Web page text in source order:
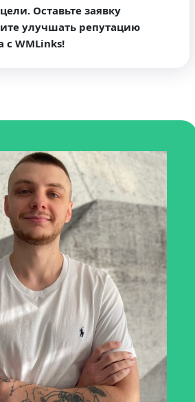
Оставьте заявку
улучшать репутацию
с WMLinks!